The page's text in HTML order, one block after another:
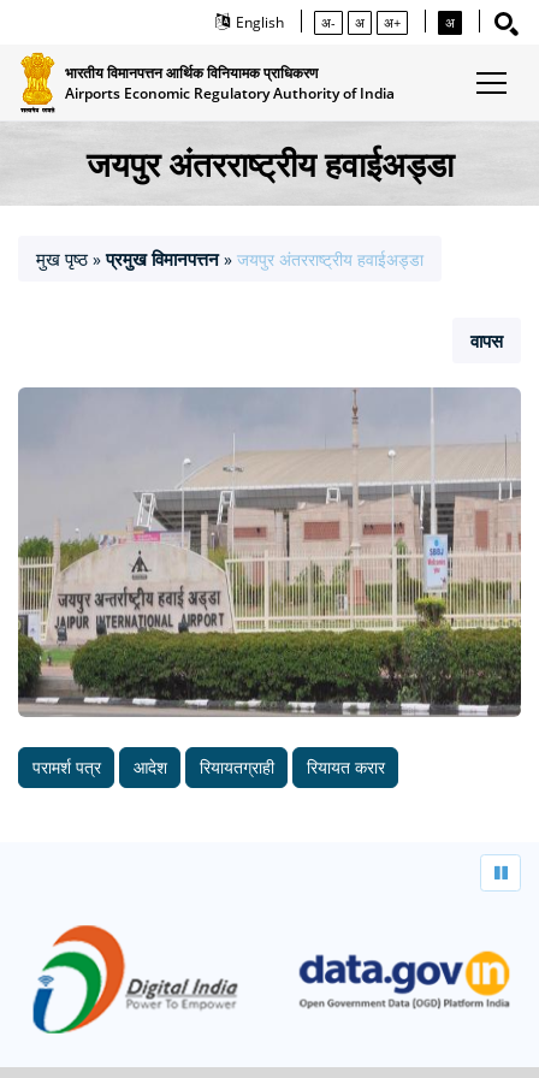
English अ- अ अ+ अ
भारतीय विमानपत्तन आर्थिक विनियामक प्राधिकरण
Airports Economic Regulatory Authority of India
जयपुर अंतरराष्‍ट्रीय हवाईअड्डा
मुख पृष्ठ » प्रमुख विमानपत्तन » जयपुर अंतरराष्‍ट्रीय हवाईअड्डा
वापस
परामर्श पत्र आदेश रियायतग्राही रियायत करार